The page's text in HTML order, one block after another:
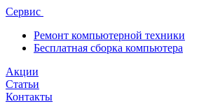
Сервис
Ремонт компьютерной техники
Бесплатная сборка компьютера
Акции
Статьи
Контакты